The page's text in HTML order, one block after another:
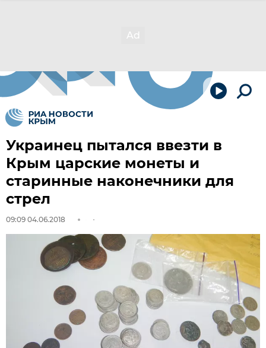
Украинец пытался ввезти в
Крым царские монеты и
старинные наконечники для
стрел
09:09 04.06.2018